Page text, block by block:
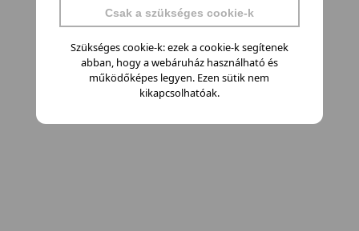
Csak a szükséges cookie-k
Szükséges cookie-k: ezek a cookie-k segítenek
abban, hogy a webáruház használható és
működőképes legyen. Ezen sütik nem
kikapcsolhatóak.